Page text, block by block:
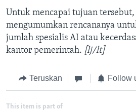
Untuk mencapai tujuan
mengumumkan rencananya
jumlah spesialis AI atau
kantor pemerintah. [lj/lt]
Teruskan Follow
This item is part of